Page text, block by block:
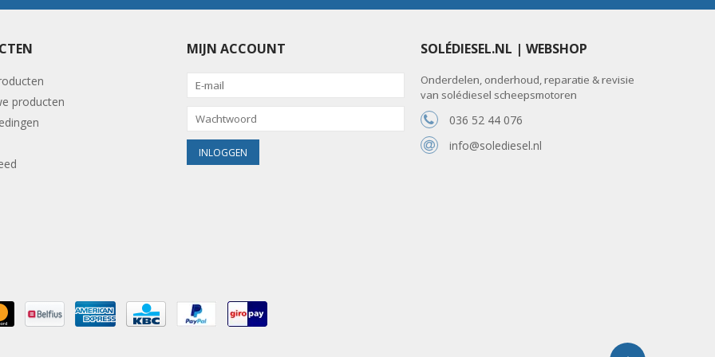
producten
MIJN ACCOUNT SOLÉDIESEL.NL | WEBSHOP
Onderdelen, onderhoud, reparatie & revisie
van solédiesel scheepsmotoren
036 52 44 076
info@solediesel.nl